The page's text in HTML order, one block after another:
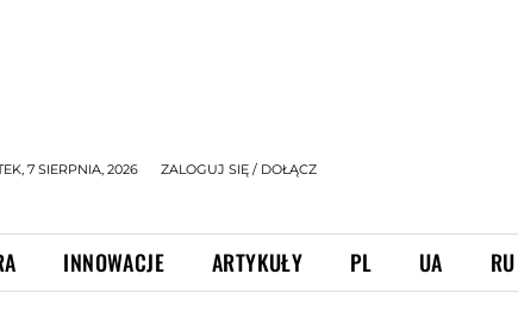
7 SIERPNIA, 2026 ZALOGUJ SIĘ / DOŁĄCZ
INNOWACJE ARTYKUŁY PL UA RU